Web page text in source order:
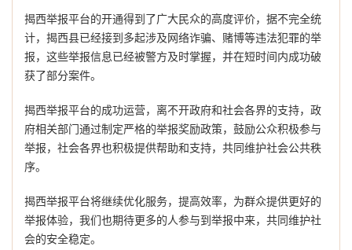
揭西举报平台的开通得到了广大民众的高度评价，据不完全统
计，揭西县已经接到多起涉及网络诈骗、赌博等违法犯罪的举
报，这些举报信息已经被警方及时掌握，并在短时间内成功破
获了部分案件。
揭西举报平台的成功运营，离不开政府和社会各界的支持，政
府相关部门通过制定严格的举报奖励政策，鼓励公众积极参与
举报，社会各界也积极提供帮助和支持，共同维护社会公共秩
序。
揭西举报平台将继续优化服务，提高效率，为群众提供更好的
举报体验，我们也期待更多的人参与到举报中来，共同维护社
会的安全稳定。